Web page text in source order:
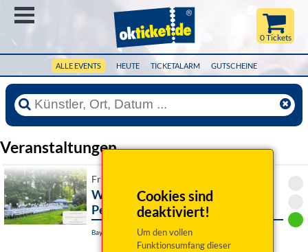
ALLE EVENTS HEUTE TICKETALARM GUTSCHEINE
0 Tickets
Cookies sind
deaktiviert!
Um den vollen
Funktionsumfang dieser
Veranstaltungen
Fr 14. August 2026 19:00 Uhr
White Dinner im Schloss
Peuerbach
Bayerbach bei Ergoldsbach, Schloß Peuerbach